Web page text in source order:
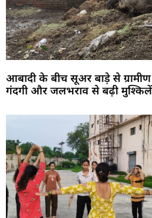
आबादी के बीच सूअर बाड़े से
गंदगी और जलभराव से बढ़ी मुश्किलें